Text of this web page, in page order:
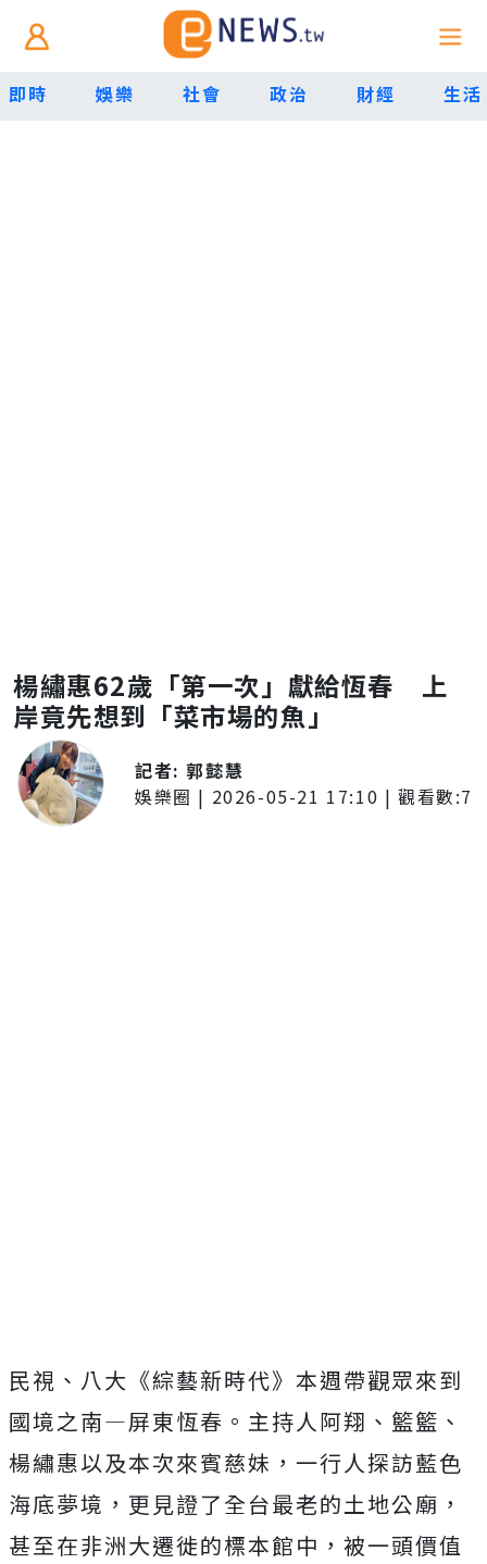
即時 娛樂 社會 政治 財經 生活
楊繡惠62歲「第一次」獻給恆春 上
岸竟先想到「菜市場的魚」
記者:郭懿慧
娛樂圈 | 2026-05-21 17:10 | 觀看數:7
民視、八大《綜藝新時代》本週帶觀眾來到
國境之南—屏東恆春。主持人阿翔、籃籃、
楊繡惠以及本次來賓慈妹，一行人探訪藍色
海底夢境，更見證了全台最老的土地公廟，
甚至在非洲大遷徙的標本館中，被一頭價值